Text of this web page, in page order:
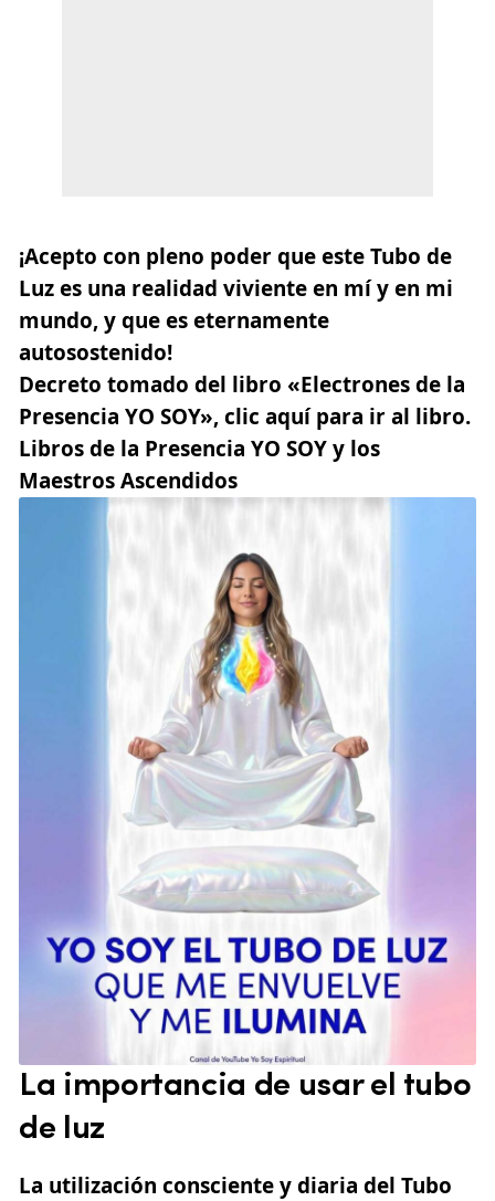
¡Acepto con pleno poder que este Tubo de
Luz es una realidad viviente en mí y en mi
mundo, y que es eternamente
autosostenido!
Decreto tomado del libro «Electrones de la
Presencia YO SOY», clic aquí para ir al libro.
Libros de la Presencia YO SOY y los
Maestros Ascendidos
La importancia de usar el tubo
de luz
La utilización consciente y diaria del Tubo